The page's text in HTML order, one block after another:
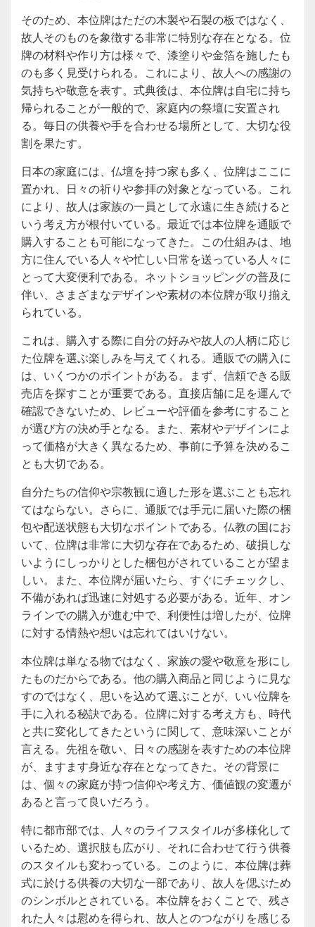
そのため、本位牌はただの木製や石製の板ではなく、
故人そのものを象徴する非常に特別な存在となる。位
牌の材料や作り方は様々で、漆塗りや金箔を施したも
のも多く見受けられる。これにより、故人への感謝の
気持ちや敬意を表す。式典後は、本位牌は自宅に持ち
帰られることが一般的で、家庭内の祭壇に安置され
る。毎日の供養や手を合わせる場所として、大切な役
割を果たす。
日本の家庭には、仏壇を持つ家も多く、位牌はここに
置かれ、日々の祈りや参拝の対象となっている。これ
により、故人は家族の一員として永遠に生き続けると
いう考え方が根付いている。最近では本位牌を通販で
購入することも可能になってきた。この仕組みは、地
方に住んでいる人々や忙しい日常を送っている人々に
とって大変便利である。ネットショッピングの普及に
伴い、さまざまなデザインや素材の本位牌が取り揃え
られている。
これは、購入する際に自分の好みや故人の人柄に応じ
た位牌を選ぶ楽しみを与えてくれる。通販での購入に
は、いくつかのポイントがある。まず、信頼できる販
売店を探すことが重要である。直接店舗に足を運んで
確認できないため、レビューや評価を参考にすること
が選び方の決め手となる。また、素材やデザインによ
って価格が大きく異なるため、事前に予算を決めるこ
とも大切である。
自分たちの信仰や宗教観に適した形を選ぶことも忘れ
てはならない。さらに、通販では手元に届いた際の梱
包や配送状態も大切なポイントである。仏教の国にお
いて、位牌は非常に大切な存在であるため、破損しな
いようにしっかりとした梱包がされていることが望ま
しい。また、本位牌が届いたら、すぐにチェックし、
不備があれば迅速に対処する必要がある。近年、オン
ラインでの購入が進む中で、利便性は増したが、位牌
に対する情熱や想いは忘れてはいけない。
本位牌は単なる物ではなく、家族の愛や敬意を形にし
たものだからである。他の購入商品と同じように見な
すのではなく、思いを込めて選ぶことが、いい位牌を
手に入れる秘訣である。位牌に対する考え方も、時代
と共に変化してきたというに関して、意味深いことが
言える。先祖を敬い、日々の感謝を表すための本位牌
が、ますます身近な存在となってきた。その背景に
は、個々の家庭が持つ信仰や考え方、価値観の変遷が
あると言って良いだろう。
特に都市部では、人々のライフスタイルが多様化して
いるため、選択肢も広がり、それに合わせて行う供養
のスタイルも変わっている。このように、本位牌は葬
式に於ける供養の大切な一部であり、故人を偲ぶため
のシンボルとされている。本位牌をおくことで、残さ
れた人々は慰めを得られ、故人とのつながりを感じる